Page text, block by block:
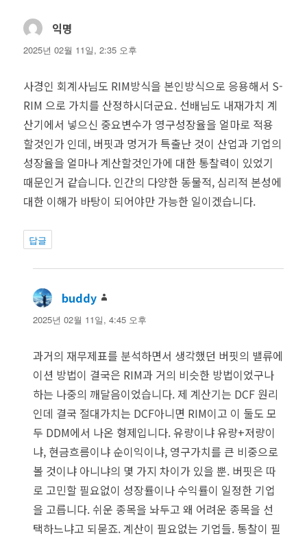
익명
글:
2025년 02월 11일, 2:35 오후
사경인 회계사님도 RIM방식을 본인방식으로 응용해서 S-
RIM 으로 가치를 산정하시더군요. 선배님도 내재가치 계
산기에서 넣으신 중요변수가 영구성장율을 얼마로 적용
할것인가 인데, 버핏과 멍거가 특출난 것이 산업과 기업의
성장율을 얼마나 계산할것인가에 대한 통찰력이 있었기
때문인거 같습니다. 인간의 다양한 동물적, 심리적 본성에
대한 이해가 바탕이 되어야만 가능한 일이겠습니다.
답글
buddy
글:
2025년 02월 11일, 4:45 오후
과거의 재무제표를 분석하면서 생각했던 버핏의 밸류에
이션 방법이 결국은 RIM과 거의 비슷한 방법이었구나
하는 나중의 깨달음이었습니다. 제 계산기는 DCF 원리
인데 결국 절대가치는 DCF아니면 RIM이고 이 둘도 모
두 DDM에서 나온 형제입니다. 유량이냐 유량+저량이
냐, 현금흐름이냐 순이익이냐, 영구가치를 큰 비중으로
볼 것이냐 아니냐의 몇 가지 차이가 있을 뿐. 버핏은 따
로 고민할 필요없이 성장률이나 수익률이 일정한 기업
을 고릅니다. 쉬운 종목을 놔두고 왜 어려운 종목을 선
택하느냐고 되묻죠. 계산이 필요없는 기업들. 통찰이 필